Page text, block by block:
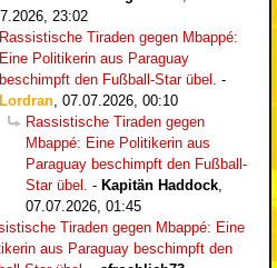
23:02
Rassistische Tiraden gegen Mbappé:
Eine Politikerin aus Paraguay
beschimpft den Fußball-Star übel. -
Lordran, 07.07.2026, 00:10
Rassistische Tiraden gegen
Mbappé: Eine Politikerin aus
Paraguay beschimpft den Fußball-
Star übel. - Kapitän Haddock,
07.07.2026, 01:45
Tiraden gegen Mbappé: Eine
aus Paraguay beschimpft den